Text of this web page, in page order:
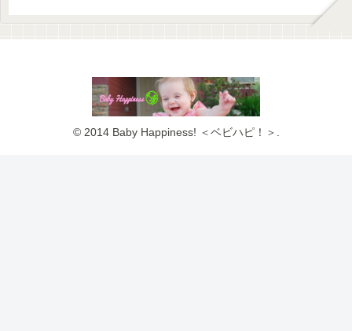
© 2014 Baby Happiness! ＜ベビハピ！＞.